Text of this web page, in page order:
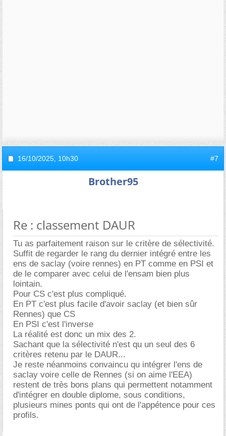
16/10/2025, 10h30 #7
Brother95
Re : classement DAUR
Tu as parfaitement raison sur le critère de sélectivité.
Suffit de regarder le rang du dernier intégré entre les
ens de saclay (voire rennes) en PT comme en PSI et
de le comparer avec celui de l'ensam bien plus
lointain.
Pour CS c'est plus compliqué.
En PT c'est plus facile d'avoir saclay (et bien sûr
Rennes) que CS
En PSI c'est l'inverse
La réalité est donc un mix des 2.
Sachant que la sélectivité n'est qu un seul des 6
critères retenu par le DAUR...
Je reste néanmoins convaincu qu intégrer l'ens de
saclay voire celle de Rennes (si on aime l'EEA)
restent de très bons plans qui permettent notamment
d'intégrer en double diplome, sous conditions,
plusieurs mines ponts qui ont de l'appétence pour ces
profils.